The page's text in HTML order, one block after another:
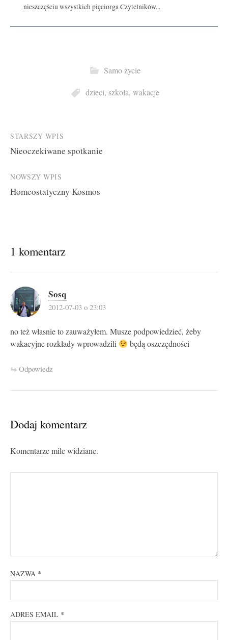
nieszczęściu wszystkich pięciorga Czytelników...
Samo życie
dzieci, szkoła, wakacje
Post
navigation
STARSZY WPIS
Nieoczekiwane spotkanie
NOWSZY WPIS
Homeostatyczny Kosmos
1 komentarz
Sosq
2012-07-03 o 23:03
no też własnie to zauważyłem. Musze podpowiedzieć, żeby
wakacyjne rozkłady wprowadzili
będą oszczędności
Odpowiedz
Dodaj komentarz
Komentarze mile widziane.
NAZWA *
ADRES EMAIL *